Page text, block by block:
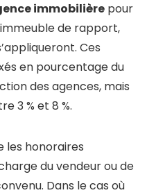
immobilière pour
de rapport,
Ces
en pourcentage du
des agences, mais
3 % et 8 %.
les honoraires
du vendeur ou de
Dans le cas où